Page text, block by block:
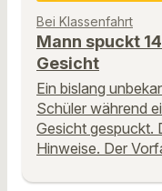
Bei Klassenfahrt
Mann spuckt
Gesicht
Ein bislang
Schüler während
Gesicht gespuckt.
Hinweise. Der